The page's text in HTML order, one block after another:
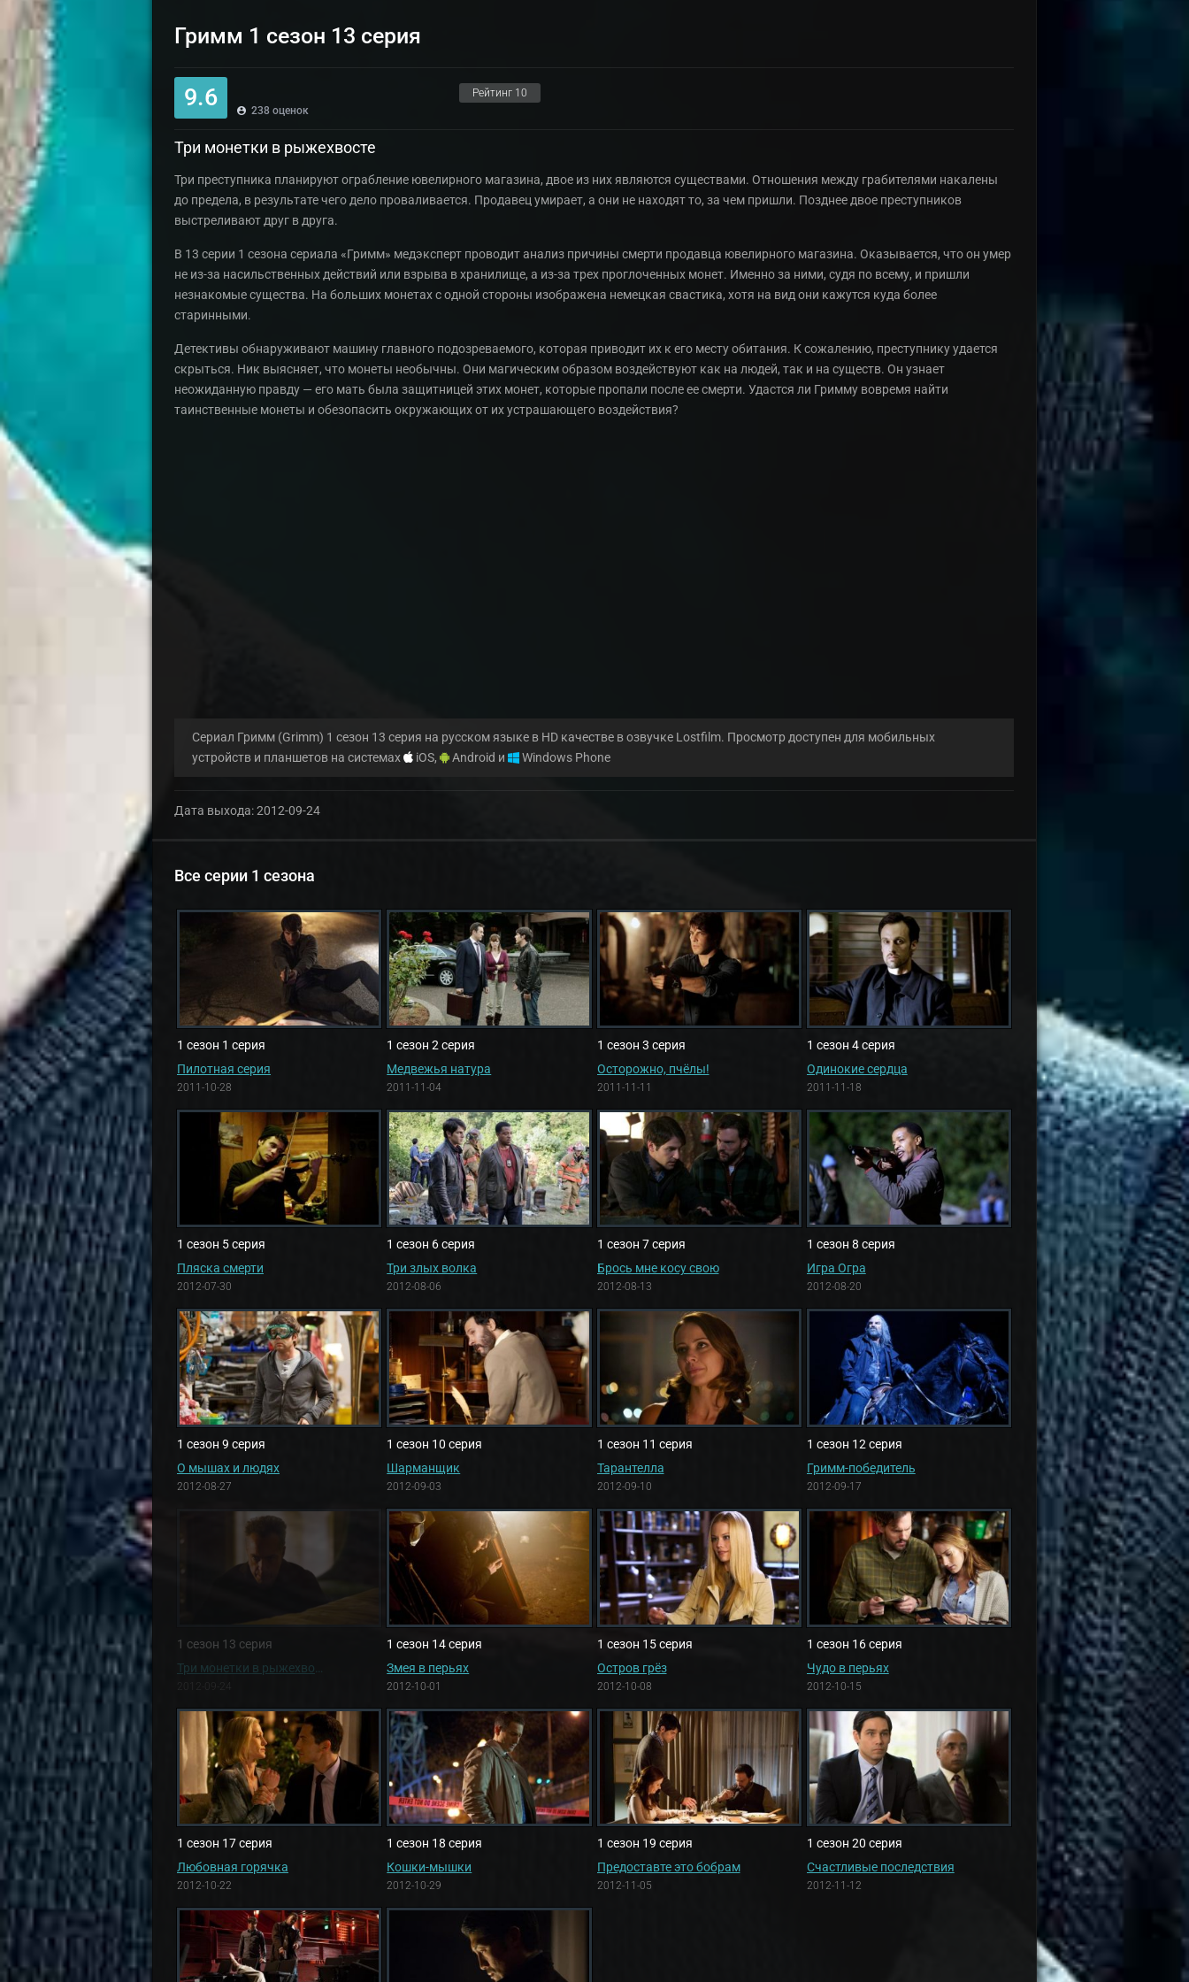
Гримм 1 сезон 13 серия
Рейтинг 10
9.6 238 оценок
Три монетки в рыжехвосте
Три преступника планируют ограбление ювелирного магазина, двое из них являются существами. Отношения между грабителями накалены
до предела, в результате чего дело проваливается. Продавец умирает, а они не находят то, за чем пришли. Позднее двое преступников
выстреливают друг в друга.
В 13 серии 1 сезона сериала «Гримм» медэксперт проводит анализ причины смерти продавца ювелирного магазина. Оказывается, что он умер
не из-за насильственных действий или взрыва в хранилище, а из-за трех проглоченных монет. Именно за ними, судя по всему, и пришли
незнакомые существа. На больших монетах с одной стороны изображена немецкая свастика, хотя на вид они кажутся куда более
старинными.
Детективы обнаруживают машину главного подозреваемого, которая приводит их к его месту обитания. К сожалению, преступнику удается
скрыться. Ник выясняет, что монеты необычны. Они магическим образом воздействуют как на людей, так и на существ. Он узнает
неожиданную правду — его мать была защитницей этих монет, которые пропали после ее смерти. Удастся ли Гримму вовремя найти
таинственные монеты и обезопасить окружающих от их устрашающего воздействия?
Сериал Гримм (Grimm) 1 сезон 13 серия на русском языке в HD качестве в озвучке Lostfilm. Просмотр доступен для мобильных
устройств и планшетов на системах
iOS, Android и Windows Phone
Дата выхода:2012-09-24
Все серии 1 сезона
1 сезон 1 серия
Пилотная серия
2011-10-28
1 сезон 2 серия
Медвежья натура
2011-11-04
1 сезон 3 серия
Осторожно, пчёлы!
2011-11-11
1 сезон 4 серия
Одинокие сердца
2011-11-18
1 сезон 5 серия
Пляска смерти
2012-07-30
1 сезон 6 серия
Три злых волка
2012-08-06
1 сезон 7 серия
Брось мне косу свою
2012-08-13
1 сезон 8 серия
Игра Огра
2012-08-20
1 сезон 9 серия
О мышах и людях
2012-08-27
1 сезон 10 серия
Шарманщик
2012-09-03
1 сезон 11 серия
Тарантелла
2012-09-10
1 сезон 12 серия
Гримм-победитель
2012-09-17
1 сезон 13 серия
2012-09-24
1 сезон 14 серия
Змея в перьях
2012-10-01
1 сезон 15 серия
Остров грёз
2012-10-08
1 сезон 16 серия
Чудо в перьях
2012-10-15
1 сезон 17 серия
Любовная горячка
2012-10-22
1 сезон 18 серия
Кошки-мышки
2012-10-29
1 сезон 19 серия
Предоставте это бобрам
2012-11-05
1 сезон 20 серия
Счастливые последствия
2012-11-12